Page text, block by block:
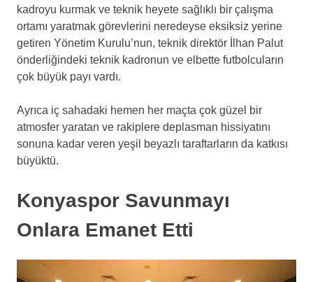
kadroyu kurmak ve teknik heyete sağlıklı bir çalışma
ortamı yaratmak görevlerini neredeyse eksiksiz yerine
getiren Yönetim Kurulu’nun, teknik direktör İlhan Palut
önderliğindeki teknik kadronun ve elbette futbolcuların
çok büyük payı vardı.
Ayrıca iç sahadaki hemen her maçta çok güzel bir
atmosfer yaratan ve rakiplere deplasman hissiyatını
sonuna kadar veren yeşil beyazlı taraftarların da katkısı
büyüktü.
Konyaspor Savunmayı
Onlara Emanet Etti